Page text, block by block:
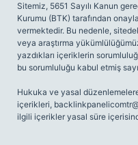
Sitemiz, 5651 Sayılı Kanun
Kurumu (BTK) tarafından
vermektedir. Bu nedenle,
veya araştırma
yazdıkları içeriklerin
bu sorumluluğu kabul etmiş
Hukuka ve yasal
içerikleri,
ilgili içerikler yasal süre